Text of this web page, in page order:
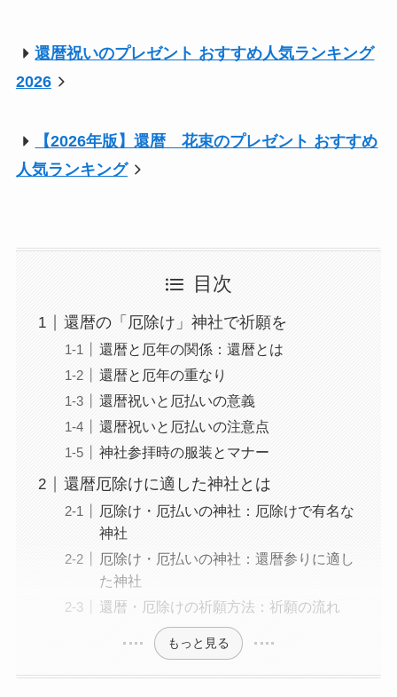
還暦祝いのプレゼント おすすめ人気ランキング
2026
【2026年版】還暦 花束のプレゼント おすすめ
人気ランキング
目次
還暦の「厄除け」神社で祈願を
還暦と厄年の関係：還暦とは
還暦と厄年の重なり
還暦祝いと厄払いの意義
還暦祝いと厄払いの注意点
神社参拝時の服装とマナー
還暦厄除けに適した神社とは
厄除け・厄払いの神社：厄除けで有名な
神社
厄除け・厄払いの神社：還暦参りに適し
た神社
還暦・厄除けの祈願方法：祈願の流れ
もっと見る